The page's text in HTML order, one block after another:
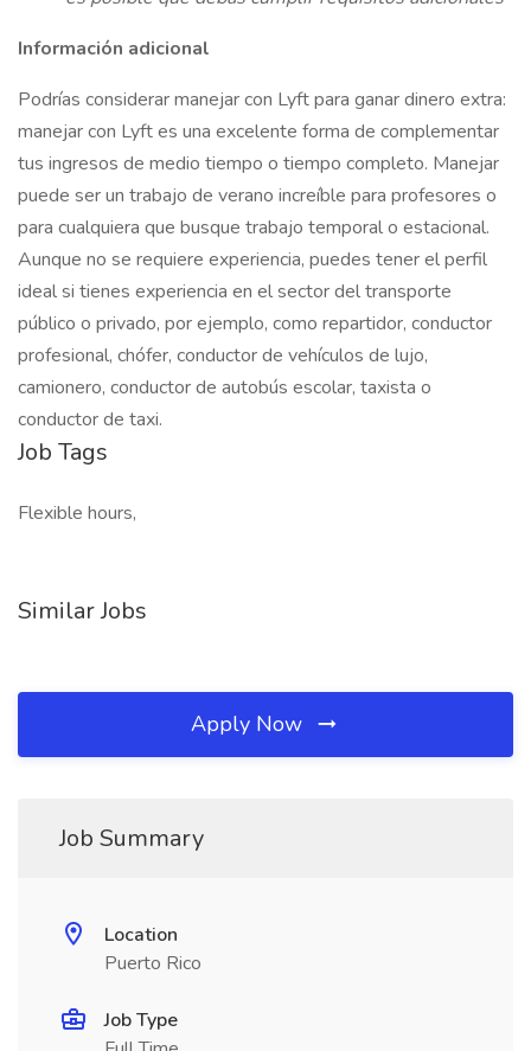
Información adicional
Podrías considerar manejar con Lyft para ganar dinero extra:
manejar con Lyft es una excelente forma de complementar
tus ingresos de medio tiempo o tiempo completo. Manejar
puede ser un trabajo de verano increíble para profesores o
para cualquiera que busque trabajo temporal o estacional.
Aunque no se requiere experiencia, puedes tener el perfil
ideal si tienes experiencia en el sector del transporte
público o privado, por ejemplo, como repartidor, conductor
profesional, chófer, conductor de vehículos de lujo,
camionero, conductor de autobús escolar, taxista o
conductor de taxi.
Job Tags
Flexible hours,
Similar Jobs
Apply Now
Job Summary
Location
Puerto Rico
Job Type